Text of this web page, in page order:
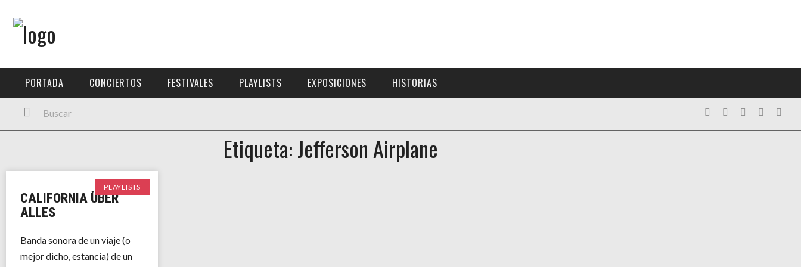
PORTADA
FESTIVALES
HISTORIAS
PORTADA CONCIERTOS FESTIVALES PLAYLISTS EXPOSICIONES HISTORIAS
Etiqueta: Jefferson Airplane
PLAYLISTS
CALIFORNIA ÜBER
ALLES
Banda sonora de un viaje (o
mejor dicho, estancia) de un